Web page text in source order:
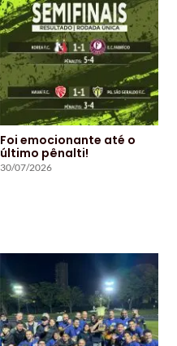
Foi emocionante até o
último pênalti!
30/07/2026